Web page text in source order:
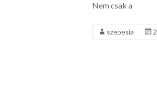
Nem csak a
szepesia